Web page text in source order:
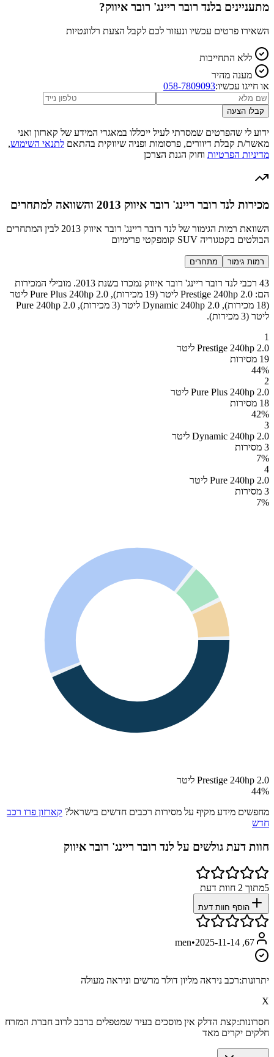
מתעניינים בלנד רובר ריינג' רובר איווק?
השאירו פרטים עכשיו ונעזור לכם לקבל הצעת רלוונטיות
ללא התחייבות
מענה מהיר
או חייגו עכשיו:058-7809093
קבלו הצעה
ידוע לי שהפרטים שמסרתי לעיל ייכללו במאגרי המידע של קארזון ואני
מאשר/ת קבלת דיוורים, פרסומות ופניה שיווקית בהתאם לתנאי השימוש,
מדיניות הפרטיות וחוק הגנת הצרכן
מכירות לנד רובר ריינג' רובר איווק 2013 והשוואה למתחרים
השוואת רמות הגימור של לנד רובר ריינג' רובר איווק 2013 לבין המתחרים
הבולטים בקטגוריה SUV קומפקטי פרימיום
רמות גימור מתחרים
43 רכבי לנד רובר ריינג' רובר איווק נמכרו בשנת 2013. מובילי המכירות
הם: Prestige 240hp 2.0 ליטר (19 מכירות), Pure Plus 240hp 2.0 ליטר
(18 מכירות), Dynamic 240hp 2.0 ליטר (3 מכירות), Pure 240hp 2.0
ליטר (3 מכירות).
1
Prestige 240hp 2.0 ליטר
19 מסירות
44%
2
Pure Plus 240hp 2.0 ליטר
18 מסירות
42%
3
Dynamic 240hp 2.0 ליטר
3 מסירות
7%
4
Pure 240hp 2.0 ליטר
3 מסירות
7%
Prestige 240hp 2.0 ליטר
44%
מחפשים מידע מקיף על מסירות רכבים חדשים בישראל? קארזון פרו רכב
חדש
חוות דעת גולשים על לנד רובר ריינג' רובר איווק
5מתוך 2 חוות דעת
הוסף חוות דעת
67, men
•2025-11-14
יתרונות:רכב ניראה מליון דולר מרשים וניראה מעולה
X
חסרונות:קצת הדלק אין מוסכים בעיר שמטפלים ברכב לרוב חברת המזרח
חלקים יקרים מאד